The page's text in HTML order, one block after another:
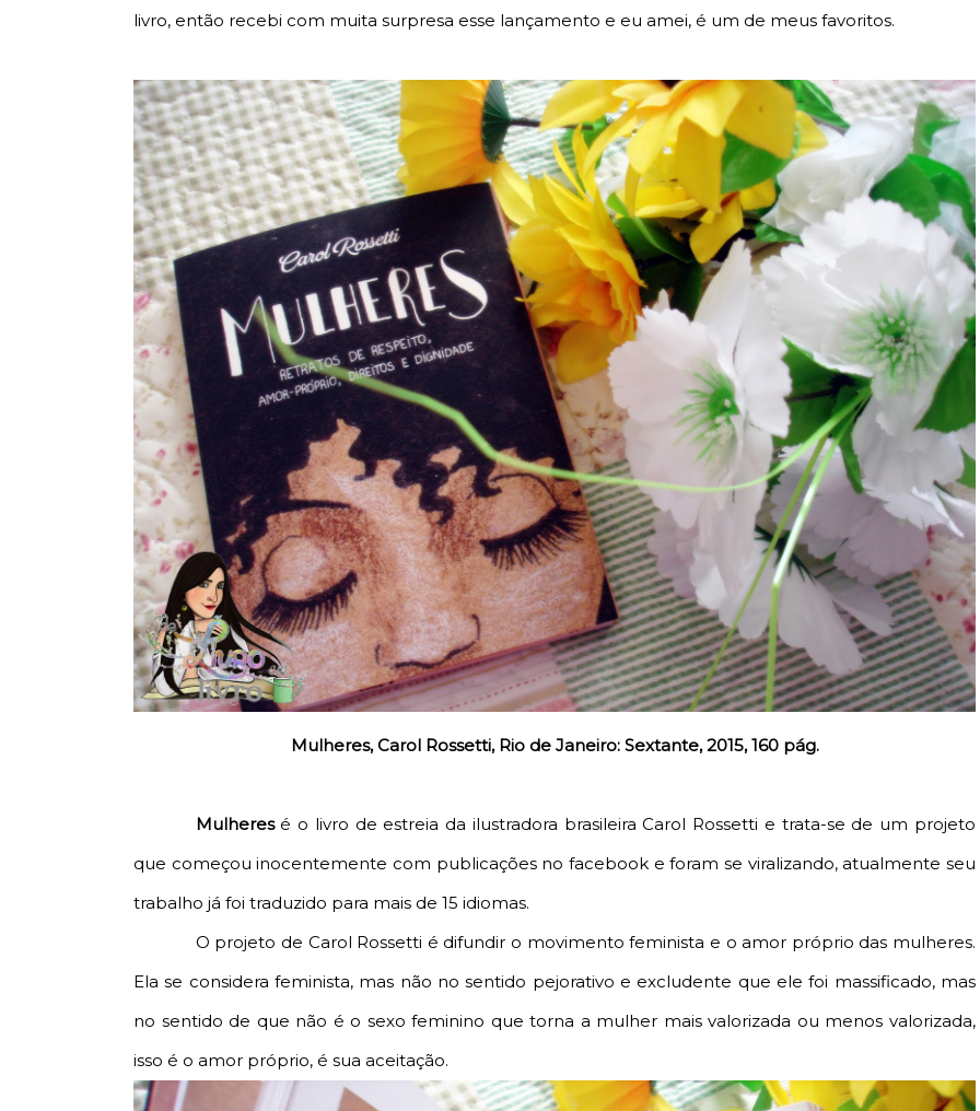
livro, então recebi com muita surpresa esse lançamento e eu amei, é um de meus favoritos.
Mulheres, Carol Rossetti, Rio de Janeiro: Sextante, 2015, 160 pág.
Mulheresé o livro de estreia da ilustradora brasileira Carol Rossetti e trata-se de um projeto
que começou inocentemente com publicações no facebook e foram se viralizando, atualmente seu
trabalho já foi traduzido para mais de 15 idiomas.
O projeto de Carol Rossetti é difundir o movimento feminista e o amor próprio das mulheres.
Ela se considera feminista, mas não no sentido pejorativo e excludente que ele foi massificado, mas
no sentido de que não é o sexo feminino que torna a mulher mais valorizada ou menos valorizada,
isso é o amor próprio, é sua aceitação.